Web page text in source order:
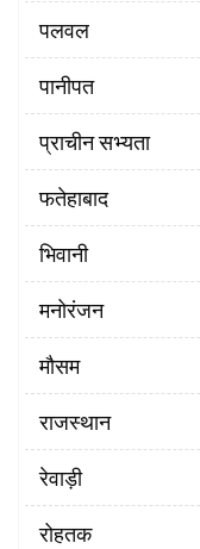
पलवल
पानीपत
प्राचीन सभ्यता
फतेहाबाद
भिवानी
मनोरंजन
मौसम
राजस्थान
रेवाड़ी
रोहतक